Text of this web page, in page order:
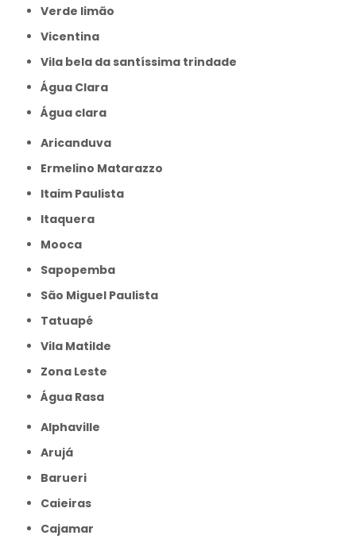
Verde limão
Vicentina
Vila bela da santíssima trindade
Água Clara
Água clara
Aricanduva
Ermelino Matarazzo
Itaim Paulista
Itaquera
Mooca
Sapopemba
São Miguel Paulista
Tatuapé
Vila Matilde
Zona Leste
Água Rasa
Alphaville
Arujá
Barueri
Caieiras
Cajamar